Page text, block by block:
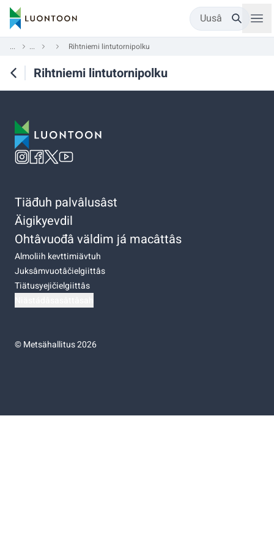
Uusâ
... ... Rihtniemi lintutornipolku
Rihtniemi lintutornipolku
Tiäđuh palvâlusâst
Äigikyevdil
Ohtâvuođâ väldim já macâttâs
Almoliih kevttimiävtuh
Juksâmvuotâčielgiittâs
Tiätusyejičielgiittâs
©Metsähallitus 2026